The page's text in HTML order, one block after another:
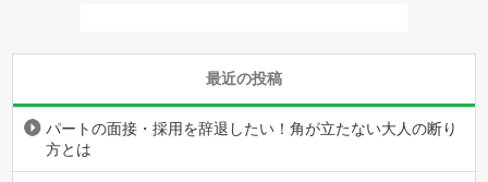
最近の投稿
パートの面接・採用を辞退したい！角が立たない大人の断り
方とは